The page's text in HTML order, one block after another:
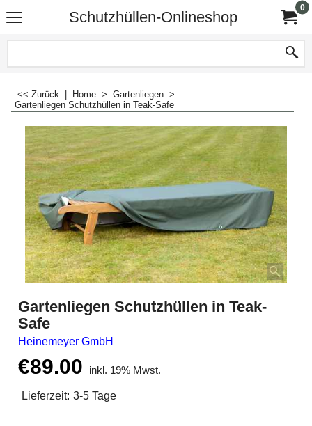
Schutzhüllen-Onlineshop
0
<< Zurück Home > Gartenliegen >
Gartenliegen Schutzhüllen in Teak-Safe
Gartenliegen Schutzhüllen in Teak-
Safe
Heinemeyer GmbH
€89.00 inkl. 19% Mwst.
Lieferzeit: 3-5 Tage